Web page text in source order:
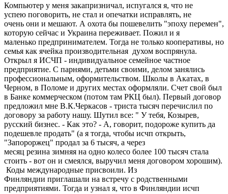
Компьютер у меня закапризничал, испугался я, что не
успею поговорить, не стал и опечатки исправлять, не
очень они и мешают. А охота бы пошевелить "эпоху перемен",
которую сейчас и Украина переживает. Пожил и я
маленько предпринимателем. Тогда не только кооперативы, но
семья как ячейка производительная духом воспрянула.
Открыл я ИСЧП - индивидуальное семейное частное
предприятие. С парнями, детьми своими, делом занялись
профессиональным, оформительством. Школы в Акатах, в
Черном, в Поломе и других местах оформляли. Счет свой был
в Банке коммерческом (потом там РКЦ был). Первый договор
предложил мне В.К.Черкасов - триста тысяч перечислил по
договору за работу нашу. Шутил все: " У тебя, Козырев,
русский бизнес. - Как это? - А, говорит, подороже купить да
подешевле продать" (а я тогда, чтобы исчп открыть,
"Запороржец" продал за 6 тысяч, а через
месяц резина зимняя на одно колесо более 100 тысяч стала
стоить - вот он и смеялся, выручил меня договором хорошим).
Коды международные присвоили. Из
Финляндии приглашали на встречу с родственными
предприятиями. Тогда и узнал я, что в Финляндии исчп